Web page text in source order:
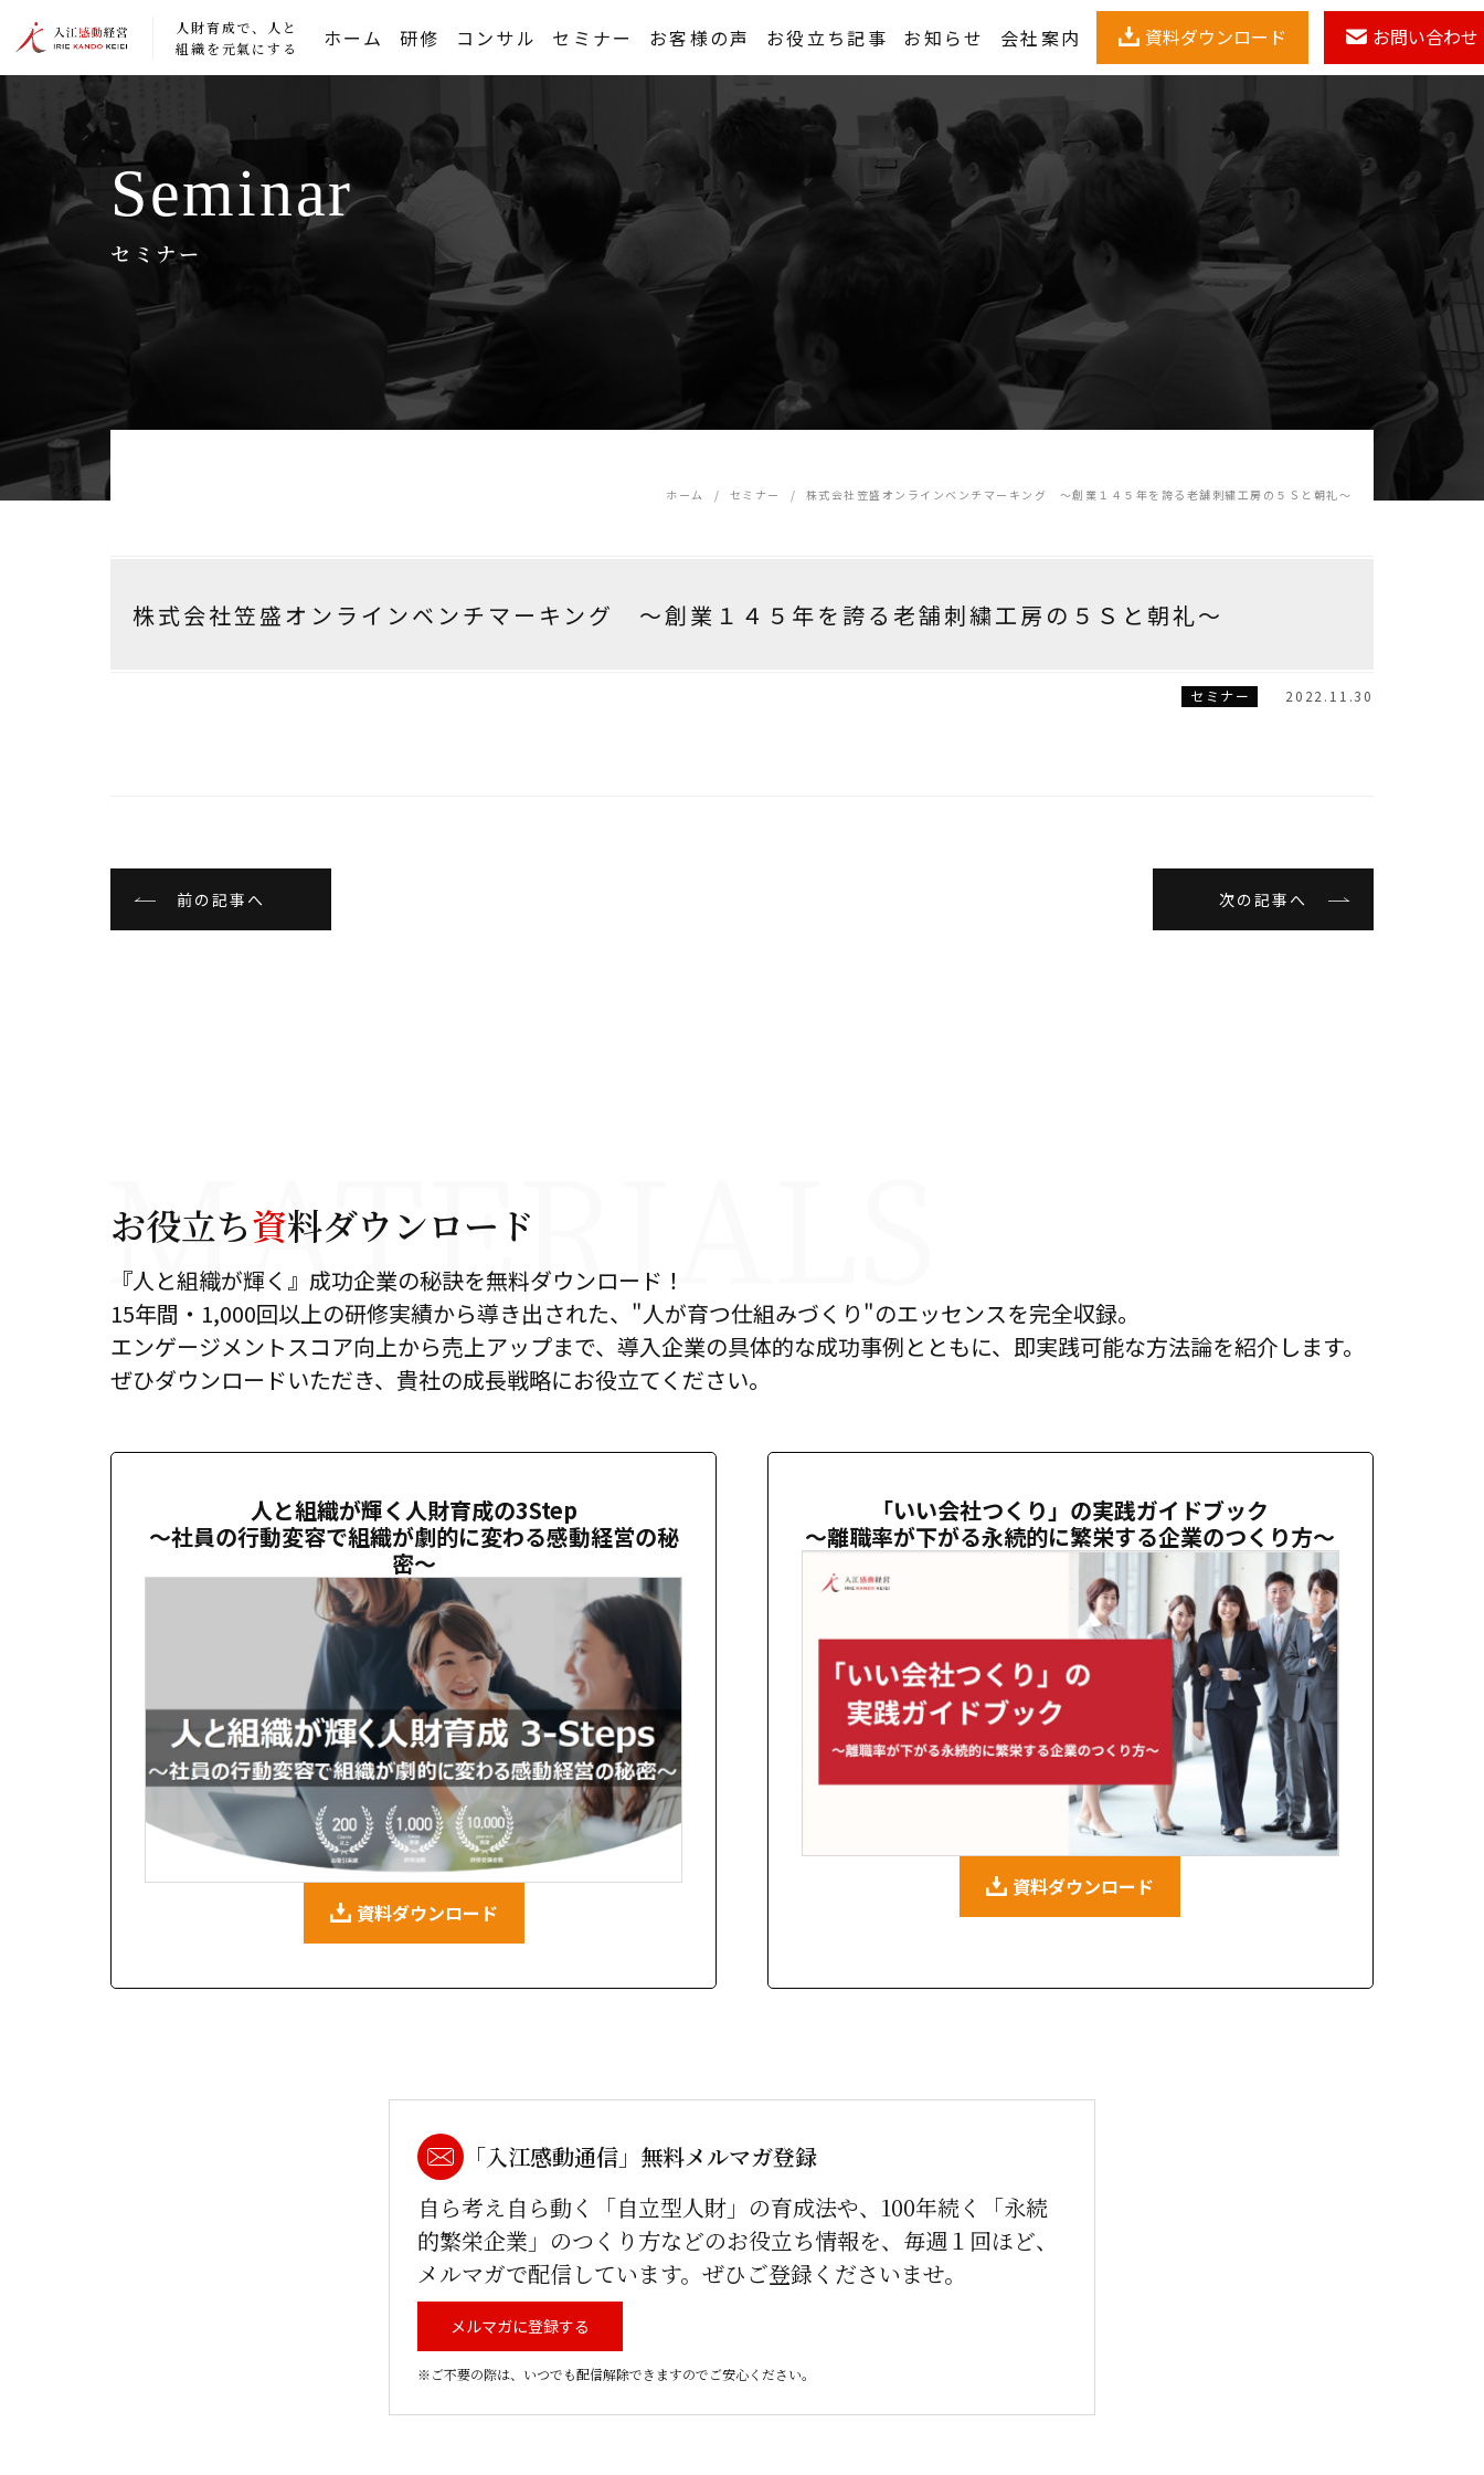
人財育成で、人と
組織を元氣にする
ホーム 研修 コンサル セミナー お客様の声 お役立ち記事 お知らせ 会社案内 資料ダウンロード お問い合わせ
Seminar
セミナー
ホーム セミナー 株式会社笠盛オンラインベンチマーキング ～創業１４５年を誇る老舗刺繍工房の５Ｓと朝礼～
株式会社笠盛オンラインベンチマーキング ～創業１４５年を誇る老舗刺繍工房の５Ｓと朝礼～
2022.11.30
セミナー
前の記事へ 次の記事へ
お役立ち資料ダウンロード
『人と組織が輝く』成功企業の秘訣を無料ダウンロード！
15年間・1,000回以上の研修実績から導き出された、"人が育つ仕組みづくり"のエッセンスを完全収録。
エンゲージメントスコア向上から売上アップまで、導入企業の具体的な成功事例とともに、即実践可能な方法論を紹介します。
ぜひダウンロードいただき、貴社の成長戦略にお役立てください。
人と組織が輝く人財育成の3Step
〜社員の行動変容で組織が劇的に変わる感動経営の秘
密〜
資料ダウンロード
「いい会社つくり」の実践ガイドブック
〜離職率が下がる永続的に繁栄する企業のつくり方〜
資料ダウンロード
「入江感動通信」無料メルマガ登録
自ら考え自ら動く「自立型人財」の育成法や、100年続く「永続
的繁栄企業」のつくり方などのお役立ち情報を、毎週１回ほど、
メルマガで配信しています。ぜひご登録くださいませ。
メルマガに登録する
※ご不要の際は、いつでも配信解除できますのでご安心ください。